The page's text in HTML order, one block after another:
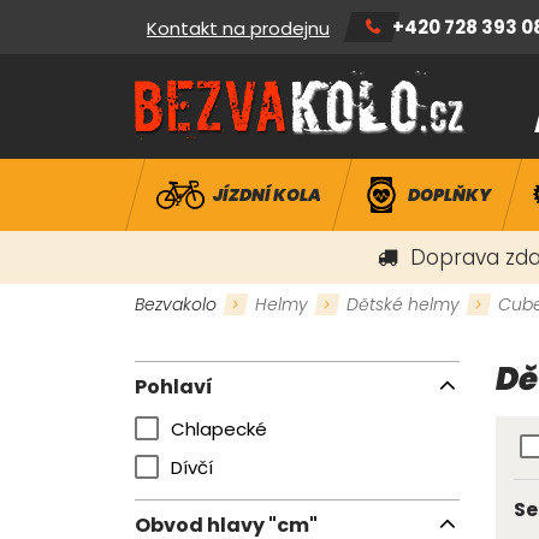
Kontakt na prodejnu +420 728 393
JÍZDNÍ KOLA DOPLŇKY
Doprava
Bezvakolo Helmy Dětské helmy
Pohlaví
Chlapecké
Dívčí
Obvod hlavy "cm"